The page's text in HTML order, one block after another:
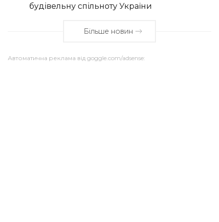
будівельну спільноту України
Більше новин
Автоматична реклама від goggle.com/adsense: